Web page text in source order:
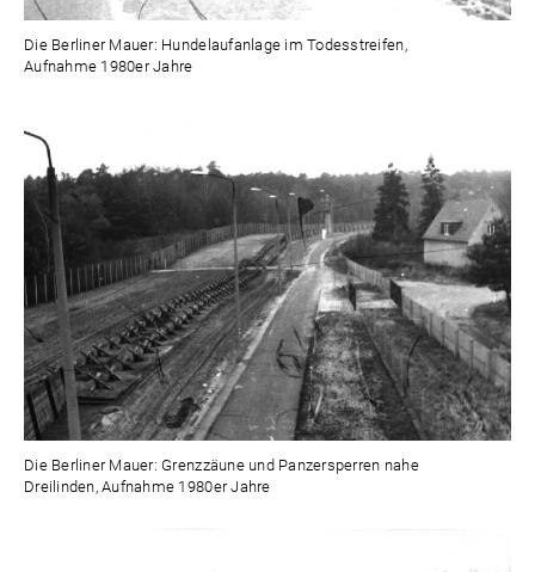
Die Berliner Mauer: Hundelaufanlage im Todesstreifen,
Aufnahme 1980er Jahre
Die Berliner Mauer: Grenzzäune und Panzersperren nahe
Dreilinden, Aufnahme 1980er Jahre